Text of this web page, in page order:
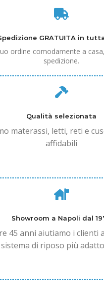
GRATUITA in
ordine comodamente a
spedizione.
Qualità selezionata
materassi, letti, reti e
affidabili
Showroom a Napoli dal
45 anni aiutiamo i clienti
sistema di riposo più